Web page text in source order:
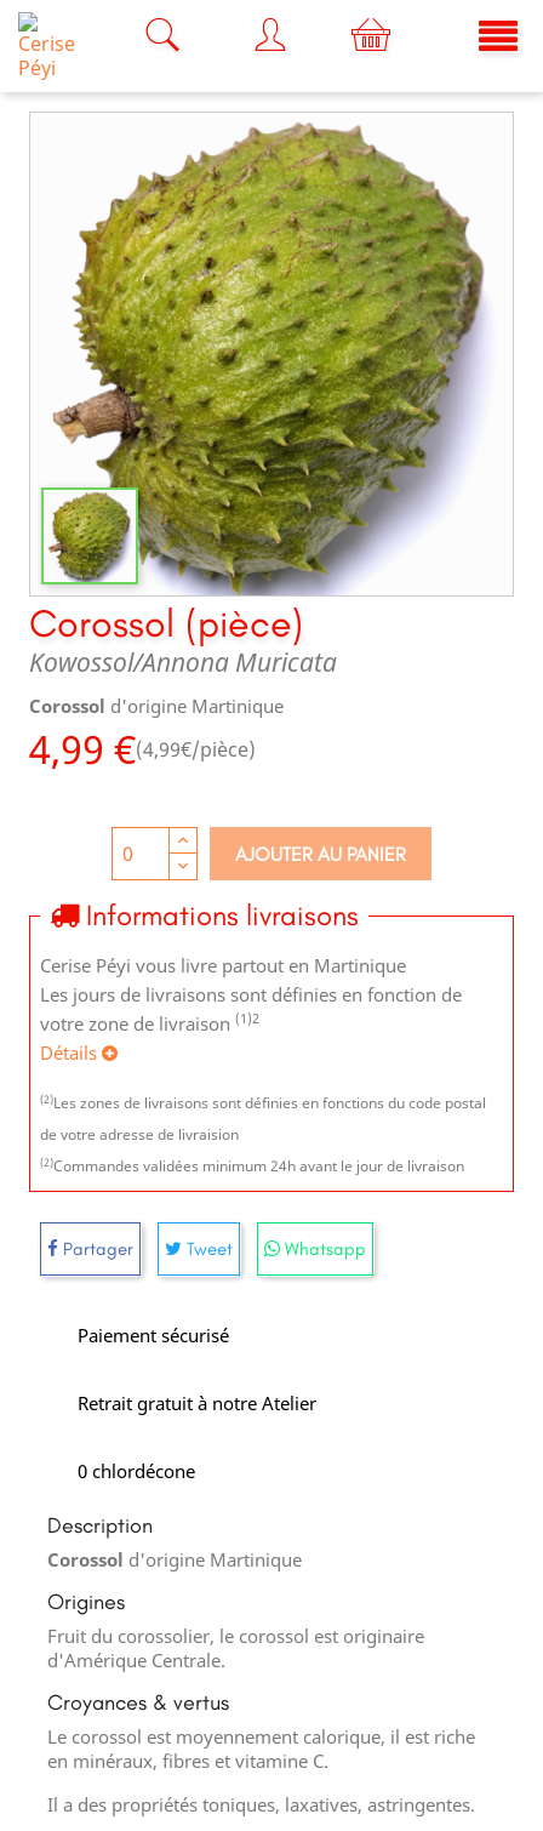
Corossol (pièce)
Kowossol Annona Muricata
Corossol d'origine Martinique
4,99 €(4,99€/pièce)
AJOUTER AU PANIER
Informations livraisons
Cerise Péyi vous livre partout en Martinique
Les jours de livraisons sont définies en fonction de
votre zone de livraison (1)2
Détails
(2)Les zones de livraisons sont définies en fonctions du code postal
de votre adresse de livraision
(2)Commandes validées minimum 24h avant le jour de livraison
Partager Tweet Whatsapp
Paiement sécurisé
Retrait gratuit à notre Atelier
0 chlordécone
Description
Corossol d'origine Martinique
Origines
Fruit du corossolier, le corossol est originaire
d'Amérique Centrale.
Croyances & vertus
Le corossol est moyennement calorique, il est riche
en minéraux, fibres et vitamine C.
Il a des propriétés toniques, laxatives, astringentes.